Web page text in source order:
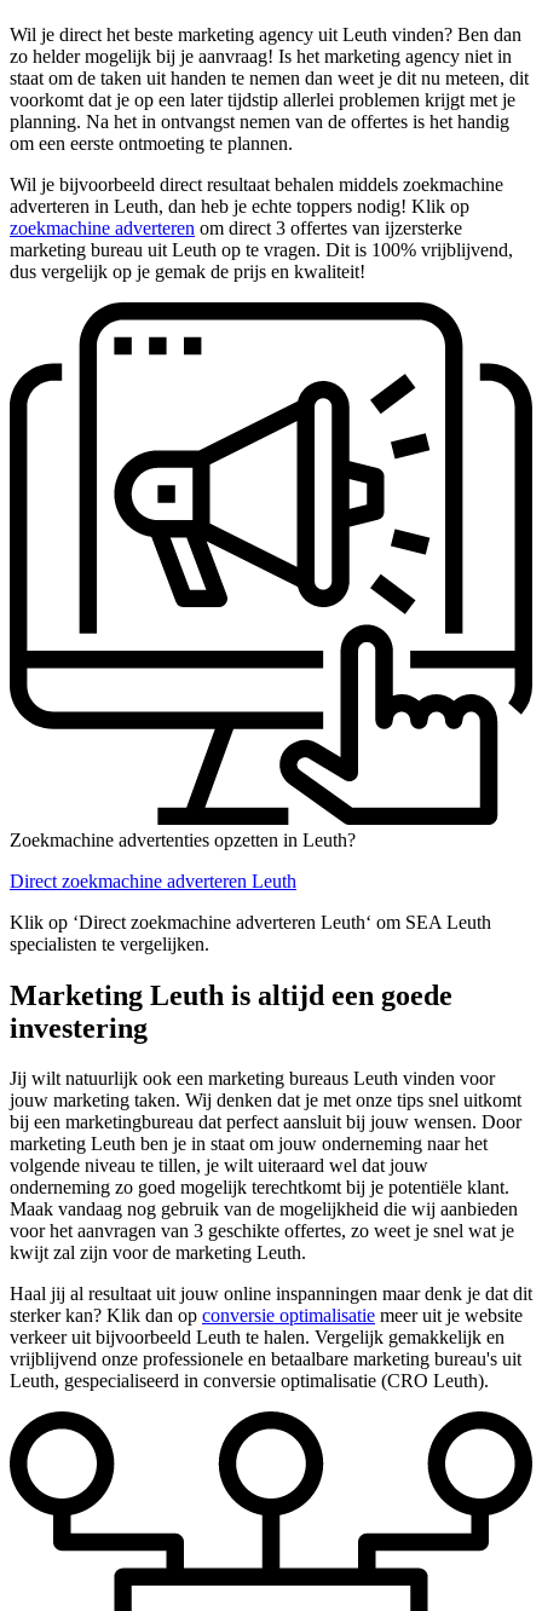
Wil je direct het beste marketing agency uit Leuth vinden? Ben dan
zo helder mogelijk bij je aanvraag! Is het marketing agency niet in
staat om de taken uit handen te nemen dan weet je dit nu meteen, dit
voorkomt dat je op een later tijdstip allerlei problemen krijgt met je
planning. Na het in ontvangst nemen van de offertes is het handig
om een eerste ontmoeting te plannen.
Wil je bijvoorbeeld direct resultaat behalen middels zoekmachine
adverteren in Leuth, dan heb je echte toppers nodig! Klik op
zoekmachine adverteren om direct 3 offertes van ijzersterke
marketing bureau uit Leuth op te vragen. Dit is 100% vrijblijvend,
dus vergelijk op je gemak de prijs en kwaliteit!
Zoekmachine advertenties opzetten in Leuth?
Direct zoekmachine adverteren Leuth
Klik op ‘Direct zoekmachine adverteren Leuth‘ om SEA Leuth
specialisten te vergelijken.
Marketing Leuth is altijd een goede
investering
Jij wilt natuurlijk ook een marketing bureaus Leuth vinden voor
jouw marketing taken. Wij denken dat je met onze tips snel uitkomt
bij een marketingbureau dat perfect aansluit bij jouw wensen. Door
marketing Leuth ben je in staat om jouw onderneming naar het
volgende niveau te tillen, je wilt uiteraard wel dat jouw
onderneming zo goed mogelijk terechtkomt bij je potentiële klant.
Maak vandaag nog gebruik van de mogelijkheid die wij aanbieden
voor het aanvragen van 3 geschikte offertes, zo weet je snel wat je
kwijt zal zijn voor de marketing Leuth.
Haal jij al resultaat uit jouw online inspanningen maar denk je dat dit
sterker kan? Klik dan op conversie optimalisatie meer uit je website
verkeer uit bijvoorbeeld Leuth te halen. Vergelijk gemakkelijk en
vrijblijvend onze professionele en betaalbare marketing bureau's uit
Leuth, gespecialiseerd in conversie optimalisatie (CRO Leuth).